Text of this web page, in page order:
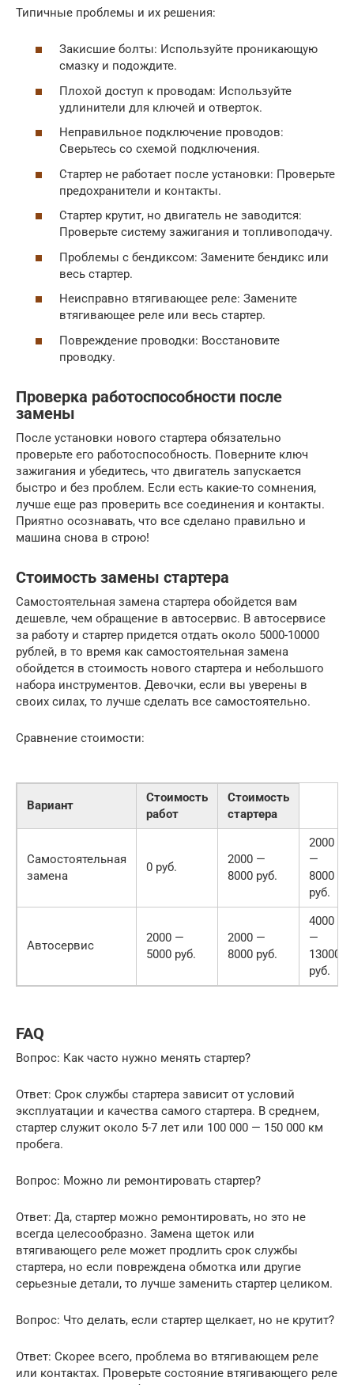
Типичные проблемы и их решения:
Закисшие болты: Используйте проникающую
смазку и подождите.
Плохой доступ к проводам: Используйте
удлинители для ключей и отверток.
Неправильное подключение проводов:
Сверьтесь со схемой подключения.
Стартер не работает после установки: Проверьте
предохранители и контакты.
Стартер крутит, но двигатель не заводится:
Проверьте систему зажигания и топливоподачу.
Проблемы с бендиксом: Замените бендикс или
весь стартер.
Неисправно втягивающее реле: Замените
втягивающее реле или весь стартер.
Повреждение проводки: Восстановите
проводку.
Проверка работоспособности после
замены
После установки нового стартера обязательно
проверьте его работоспособность. Поверните ключ
зажигания и убедитесь, что двигатель запускается
быстро и без проблем. Если есть какие-то сомнения,
лучше еще раз проверить все соединения и контакты.
Приятно осознавать, что все сделано правильно и
машина снова в строю!
Стоимость замены стартера
Самостоятельная замена стартера обойдется вам
дешевле, чем обращение в автосервис. В автосервисе
за работу и стартер придется отдать около 5000-10000
рублей, в то время как самостоятельная замена
обойдется в стоимость нового стартера и небольшого
набора инструментов. Девочки, если вы уверены в
своих силах, то лучше сделать все самостоятельно.
Сравнение стоимости:
Вариант
Стоимость
работ
Стоимость
стартера
Самостоятельная
замена
0 руб.
2000 —
8000 руб.
2000
—
8000
руб.
Автосервис
2000 —
5000 руб.
2000 —
8000 руб.
4000
—
13000
руб.
FAQ
Вопрос: Как часто нужно менять стартер?
Ответ: Срок службы стартера зависит от условий
эксплуатации и качества самого стартера. В среднем,
стартер служит около 5-7 лет или 100 000 — 150 000 км
пробега.
Вопрос: Можно ли ремонтировать стартер?
Ответ: Да, стартер можно ремонтировать, но это не
всегда целесообразно. Замена щеток или
втягивающего реле может продлить срок службы
стартера, но если повреждена обмотка или другие
серьезные детали, то лучше заменить стартер целиком.
Вопрос: Что делать, если стартер щелкает, но не крутит?
Ответ: Скорее всего, проблема во втягивающем реле
или контактах. Проверьте состояние втягивающего реле